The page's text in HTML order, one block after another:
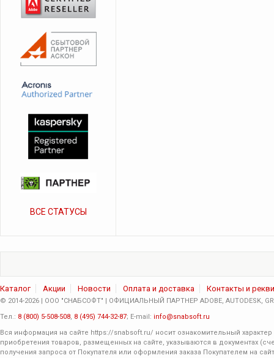
ВСЕ СТАТУСЫ
Каталог Акции Новости Оплата и доставка Контакты и
© 2014-2026 | ООО "СНАБСОФТ" | ОФИЦИАЛЬНЫЙ ПАРТНЕР ADOBE, AUTODESK,
Тел.: 8 (800) 5-508-508, 8 (495) 744-32-87; E-mail: info@snabsoft.ru
Вся информация на сайте https://snabsoft.ru/ носит ознакомительный
приобретения товаров, размещенных на сайте, указываются в документах
получения запроса от Покупателя или оформления заказа Покупателем на